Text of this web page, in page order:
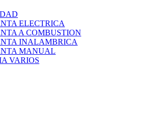
ELECTRICA
A COMBUSTION
INALAMBRICA
MANUAL
VARIOS